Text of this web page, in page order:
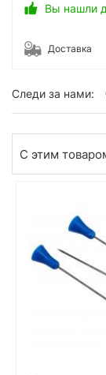
Вы нашли
Доставка
Следи за нами:
С этим